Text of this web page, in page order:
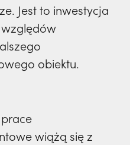
Jest to inwestycja
obiektu.
wiążą się z